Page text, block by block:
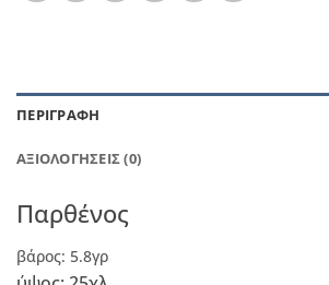
ΠΕΡΙΓΡΑΦΉ
ΑΞΙΟΛΟΓΉΣΕΙΣ (0)
Παρθένος
βάρος: 5.8γρ